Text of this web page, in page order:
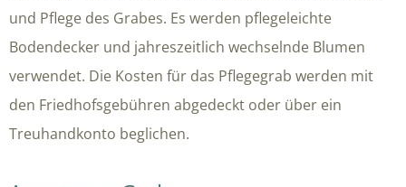
und Pflege des Grabes. Es werden pflegeleichte
Bodendecker und jahreszeitlich wechselnde Blumen
verwendet. Die Kosten für das Pflegegrab werden mit
den Friedhofsgebühren abgedeckt oder über ein
Treuhandkonto beglichen.